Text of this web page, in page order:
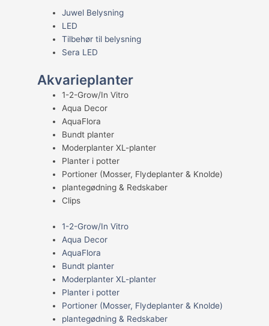
Juwel Belysning
LED
Tilbehør til belysning
Sera LED
Akvarieplanter
1-2-Grow/In Vitro
Aqua Decor
AquaFlora
Bundt planter
Moderplanter XL-planter
Planter i potter
Portioner (Mosser, Flydeplanter & Knolde)
plantegødning & Redskaber
Clips
1-2-Grow/In Vitro
Aqua Decor
AquaFlora
Bundt planter
Moderplanter XL-planter
Planter i potter
Portioner (Mosser, Flydeplanter & Knolde)
plantegødning & Redskaber